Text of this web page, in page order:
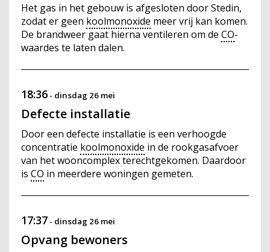
Het gas in het gebouw is afgesloten door Stedin,
zodat er geen koolmonoxide meer vrij kan komen.
De brandweer gaat hierna ventileren om de CO-
waardes te laten dalen.
Defecte installatie
18:36 - dinsdag 26 mei
Door een defecte installatie is een verhoogde
concentratie koolmonoxide in de rookgasafvoer
van het wooncomplex terechtgekomen. Daardoor
is CO in meerdere woningen gemeten.
Opvang bewoners
17:37 - dinsdag 26 mei